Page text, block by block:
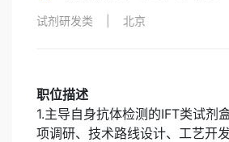
试剂研发类 北京
职位描述
1.主导自身抗体检测的IFT类试剂
项调研、技术路线设计、工艺开